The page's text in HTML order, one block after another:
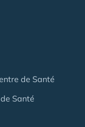
de Santé
Santé